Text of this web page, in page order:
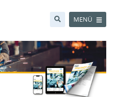
MENÜ